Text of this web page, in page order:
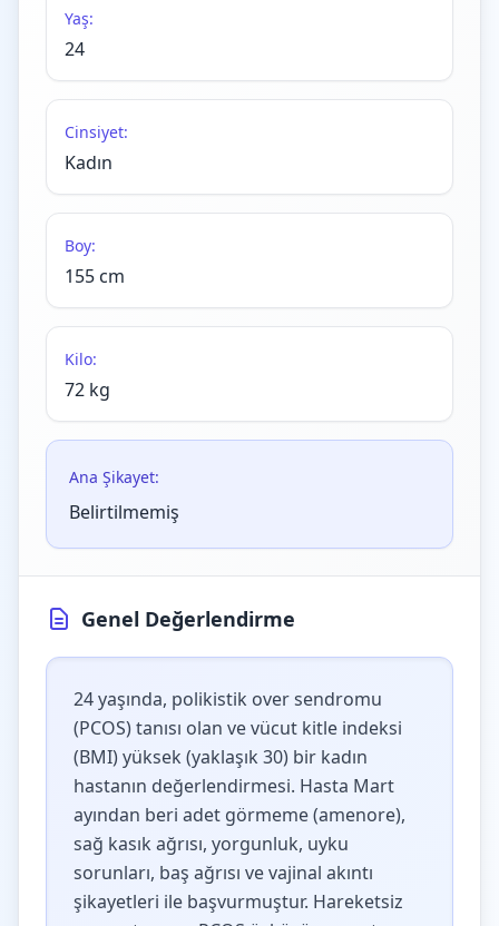
Yaş:
24
Cinsiyet:
Kadın
Boy:
155 cm
Kilo:
72 kg
Ana Şikayet:
Belirtilmemiş
Genel Değerlendirme
24 yaşında, polikistik over sendromu
(PCOS) tanısı olan ve vücut kitle indeksi
(BMI) yüksek (yaklaşık 30) bir kadın
hastanın değerlendirmesi. Hasta Mart
ayından beri adet görmeme (amenore),
sağ kasık ağrısı, yorgunluk, uyku
sorunları, baş ağrısı ve vajinal akıntı
şikayetleri ile başvurmuştur. Hareketsiz